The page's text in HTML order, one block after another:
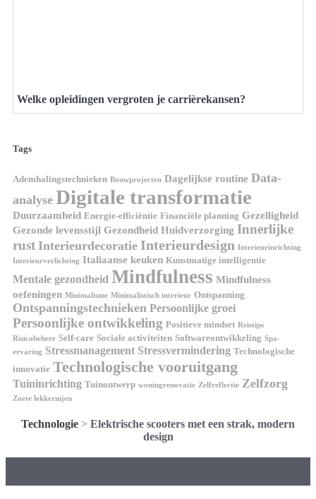
Welke opleidingen vergroten je carrièrekansen?
Tags
Ademhalingstechnieken Bouwprojecten Dagelijkse routine Data-
analyse Digitale transformatie
Duurzaamheid Energie-efficiëntie Financiële planning Gezelligheid
Gezonde levensstijl Gezondheid Huidverzorging Innerlijke
rust Interieurdecoratie Interieurdesign Interieurinrichting
Interieurverlichting Italiaanse keuken Kunstmatige intelligentie
Mentale gezondheid Mindfulness Mindfulness
oefeningen Minimalisme Minimalistisch interieur Ontspanning
Ontspanningstechnieken Persoonlijke groei
Persoonlijke ontwikkeling Positieve mindset Reistips
Risicobeheer Self-care Sociale activiteiten Softwareontwikkeling Spa-
ervaring Stressmanagement Stressvermindering Technologische
innovatie Technologische vooruitgang
Tuininrichting Tuinontwerp woningrenovatie Zelfreflectie Zelfzorg
Zoete lekkernijen
Technologie > Elektrische scooters met een strak, modern
design